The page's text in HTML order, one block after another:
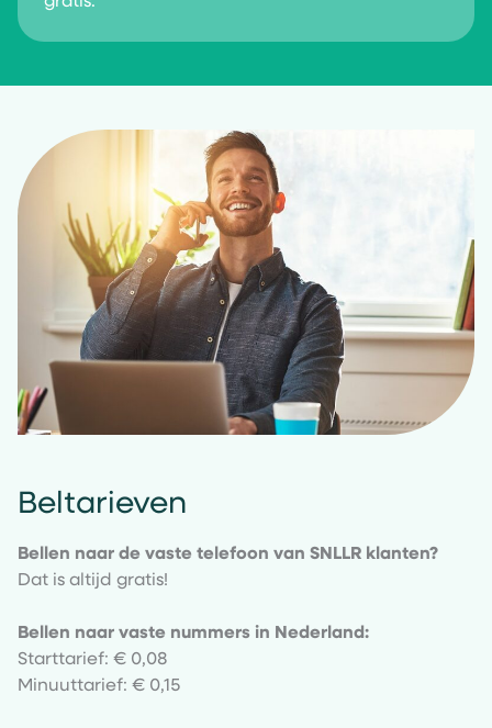
Beltarieven
Bellen naar de vaste telefoon van SNLLR klanten?
Dat is altijd gratis!
Bellen naar vaste nummers in Nederland:
Starttarief: € 0,08
Minuuttarief: € 0,15